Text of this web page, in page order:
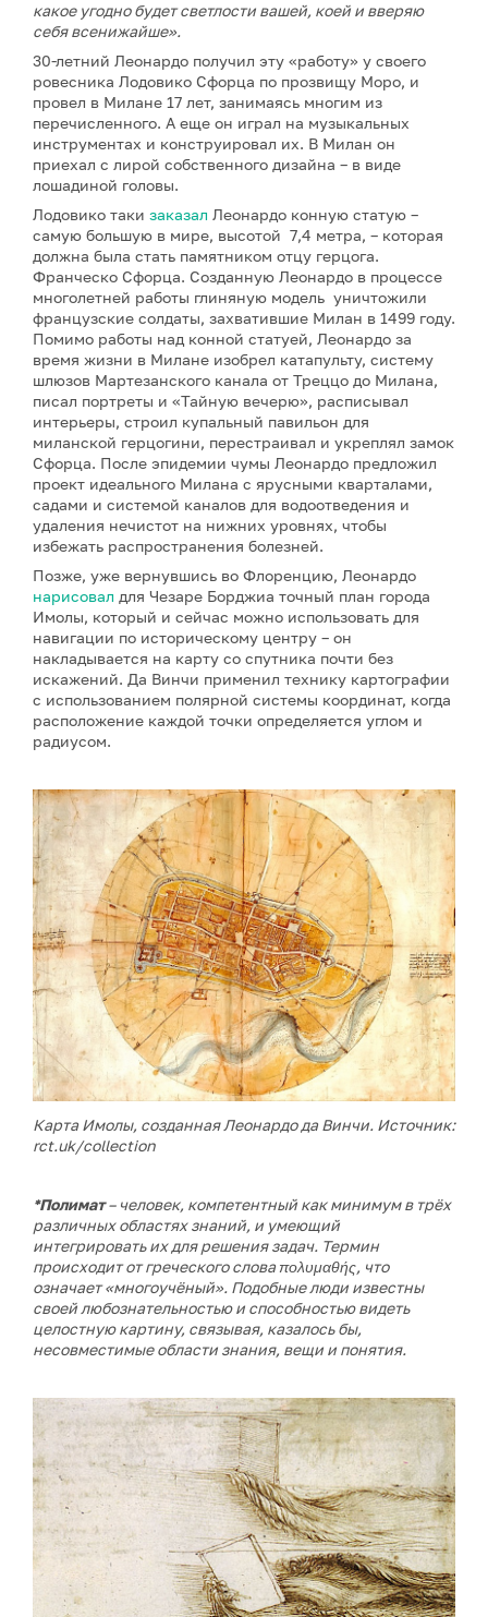
какое угодно будет светлости вашей, коей и вверяю
себя всенижайше».
30-летний Леонардо получил эту «работу» у своего
ровесника Лодовико Сфорца по прозвищу Моро, и
провел в Милане 17 лет, занимаясь многим из
перечисленного. А еще он играл на музыкальных
инструментах и конструировал их. В Милан он
приехал с лирой собственного дизайна – в виде
лошадиной головы.
Лодовико таки заказал Леонардо конную статую –
самую большую в мире, высотой 7,4 метра, – которая
должна была стать памятником отцу герцога.
Франческо Сфорца. Созданную Леонардо в процессе
многолетней работы глиняную модель уничтожили
французские солдаты, захватившие Милан в 1499 году.
Помимо работы над конной статуей, Леонардо за
время жизни в Милане изобрел катапульту, систему
шлюзов Мартезанского канала от Треццо до Милана,
писал портреты и «Тайную вечерю», расписывал
интерьеры, строил купальный павильон для
миланской герцогини, перестраивал и укреплял замок
Сфорца. После эпидемии чумы Леонардо предложил
проект идеального Милана с ярусными кварталами,
садами и системой каналов для водоотведения и
удаления нечистот на нижних уровнях, чтобы
избежать распространения болезней.
Позже, уже вернувшись во Флоренцию, Леонардо
нарисовал для Чезаре Борджиа точный план города
Имолы, который и сейчас можно использовать для
навигации по историческому центру – он
накладывается на карту со спутника почти без
искажений. Да Винчи применил технику картографии
с использованием полярной системы координат, когда
расположение каждой точки определяется углом и
радиусом.
Карта Имолы, созданная Леонардо да Винчи. Источник:
rct.uk/collection
*Полимат– человек, компетентный как минимум в трёх
различных областях знаний, и умеющий
интегрировать их для решения задач. Термин
происходит от греческого слова πολυμαθής, что
означает «многоучёный». Подобные люди известны
своей любознательностью и способностью видеть
целостную картину, связывая, казалось бы,
несовместимые области знания, вещи и понятия.